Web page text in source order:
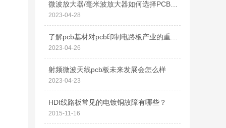
2023-04-28
2023-04-26
射频微波天线pcb板未来发展会怎么样
2023-04-23
HDI线路板常见的电镀铜故障有哪些？
2015-11-16